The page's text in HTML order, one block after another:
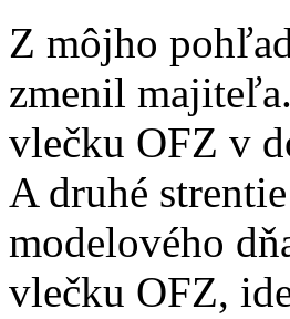
Z môjho
zmenil
vlečku OFZ v
A druhé
modelového
vlečku OFZ,